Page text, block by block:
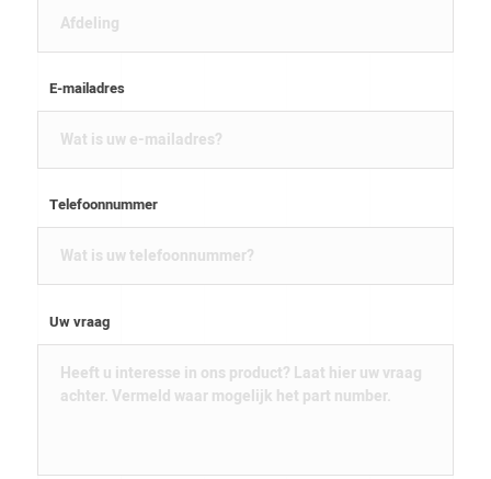
E-mailadres
Telefoonnummer
Uw vraag